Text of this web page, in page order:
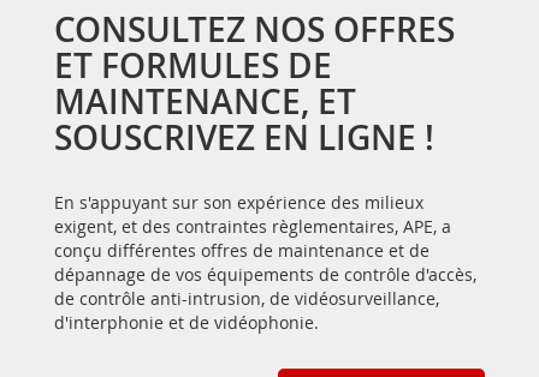
CONSULTEZ NOS OFFRES
ET FORMULES DE
MAINTENANCE, ET
SOUSCRIVEZ EN LIGNE !
En s'appuyant sur son expérience des milieux
exigent, et des contraintes règlementaires, APE, a
conçu différentes offres de maintenance et de
dépannage de vos équipements de contrôle d'accès,
de contrôle anti-intrusion, de vidéosurveillance,
d'interphonie et de vidéophonie.